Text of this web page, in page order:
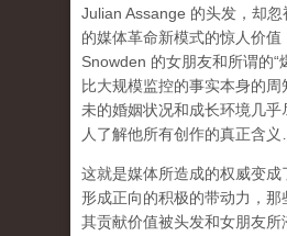
Julian Assange 的头发，却
的媒体革命新模式的惊人价值
Snowden 的女朋友和所谓的“
比大规模监控的事实本身的
未的婚姻状况和成长环境几乎
人了解他所有创作的真正含
这就是媒体所造成的权威变成
形成正向的积极的带动力，那
其贡献价值被头发和女朋友所